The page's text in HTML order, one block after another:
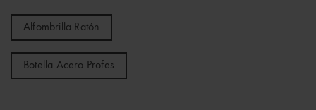
Alfombrilla Ratón
Botella Acero Profes